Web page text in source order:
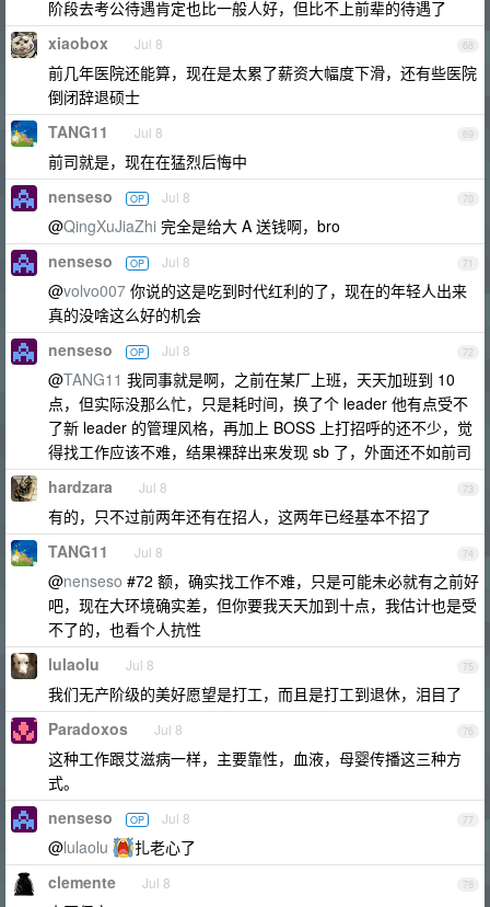
阶段去考公待遇肯定也比一般人好，但比不上前辈的待遇了
68
xiaobox Jul 8
前几年医院还能算，现在是太累了薪资大幅度下滑，还有些医院
倒闭辞退硕士
69
TANG11 Jul 8
前司就是，现在在猛烈后悔中
70
nenseso OP Jul 8
@QingXuJiaZhi 完全是给大 A 送钱啊，bro
71
nenseso OP Jul 8
@volvo007 你说的这是吃到时代红利的了，现在的年轻人出来
真的没啥这么好的机会
72
nenseso OP Jul 8
@TANG11 我同事就是啊，之前在某厂上班，天天加班到 10
点，但实际没那么忙，只是耗时间，换了个 leader 他有点受不
了新 leader 的管理风格，再加上 BOSS 上打招呼的还不少，觉
得找工作应该不难，结果裸辞出来发现 sb 了，外面还不如前司
73
hardzara Jul 8
有的，只不过前两年还有在招人，这两年已经基本不招了
74
TANG11 Jul 8
@nenseso #72 额，确实找工作不难，只是可能未必就有之前好
吧，现在大环境确实差，但你要我天天加到十点，我估计也是受
不了的，也看个人抗性
75
lulaolu Jul 8
我们无产阶级的美好愿望是打工，而且是打工到退休，泪目了
76
Paradoxos Jul 8
这种工作跟艾滋病一样，主要靠性，血液，母婴传播这三种方
式。
77
nenseso OP Jul 8
@lulaolu 扎老心了
78
clemente Jul 8